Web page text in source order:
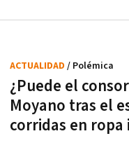
¿Puede el
Moyano tras el
corridas en
ACTUALIDAD / Polémica